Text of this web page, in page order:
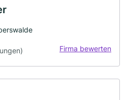
Firma bewerten